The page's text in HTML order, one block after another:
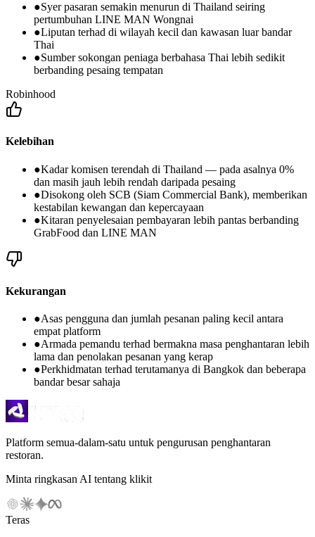
●Syer pasaran semakin menurun di Thailand seiring
pertumbuhan LINE MAN Wongnai
●Liputan terhad di wilayah kecil dan kawasan luar bandar
Thai
●Sumber sokongan peniaga berbahasa Thai lebih sedikit
berbanding pesaing tempatan
Robinhood
Kelebihan
●Kadar komisen terendah di Thailand — pada asalnya 0%
dan masih jauh lebih rendah daripada pesaing
●Disokong oleh SCB (Siam Commercial Bank), memberikan
kestabilan kewangan dan kepercayaan
●Kitaran penyelesaian pembayaran lebih pantas berbanding
GrabFood dan LINE MAN
Kekurangan
●Asas pengguna dan jumlah pesanan paling kecil antara
empat platform
●Armada pemandu terhad bermakna masa penghantaran lebih
lama dan penolakan pesanan yang kerap
●Perkhidmatan terhad terutamanya di Bangkok dan beberapa
bandar besar sahaja
Platform semua-dalam-satu untuk pengurusan penghantaran
restoran.
Minta ringkasan AI tentang klikit
Teras